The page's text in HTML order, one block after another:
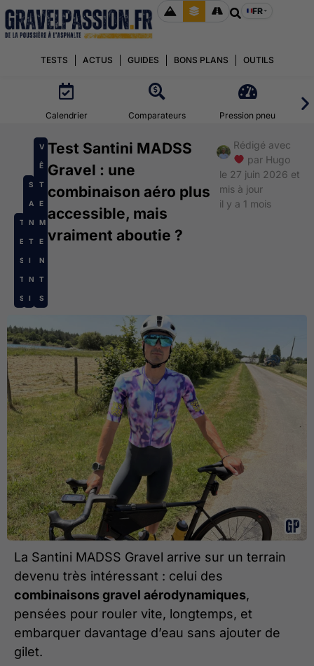
FR
TESTS ACTUS GUIDES BONS PLANS OUTILS
Calendrier Comparateurs Pression pneu
T
E
S
T
S
S
A
N
T
I
N
I
V
Ê
T
E
M
E
N
T
S
Test Santini MADSS
Gravel : une
combinaison aéro plus
accessible, mais
vraiment aboutie ?
Rédigé avec
parHugo
le 27 juin 2026 et
mis à jour
il y a 1 mois
La Santini MADSS Gravel arrive sur un terrain
devenu très intéressant : celui des
combinaisons gravel aérodynamiques,
pensées pour rouler vite, longtemps, et
embarquer davantage d’eau sans ajouter de
gilet.